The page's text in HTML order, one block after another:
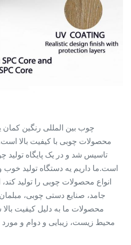
چوب بین المللی رنگین
تاسیس شد و در یک پایگاه تولید
است.ما داريم يه دستگاه توليد خوب
انواع محصولات چوبی را تولید
جامد، صنایع دستی چوبی،
محصولات ما به دلیل کیفیت
محیط زیست، زیبایی و دوام و